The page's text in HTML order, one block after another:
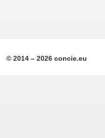
© 2014 – 2026 concie.eu